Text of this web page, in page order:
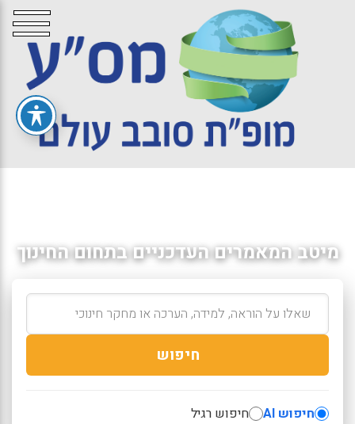
מיטב המאמרים העדכניים בתחום החינוך
חיפוש
חיפוש AI חיפוש רגיל